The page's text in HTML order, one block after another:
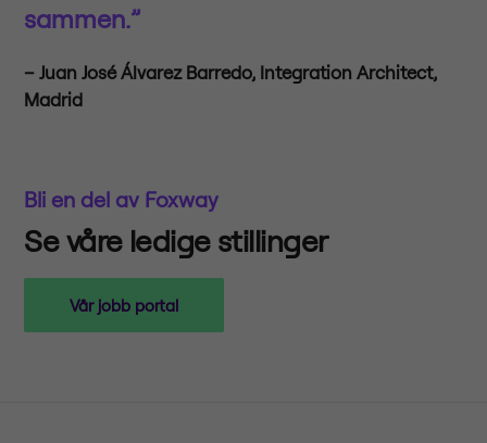
sammen.”
– Juan José Álvarez Barredo, Integration Architect,
Madrid
Bli en del av Foxway
Se våre ledige stillinger
Vår jobb portal